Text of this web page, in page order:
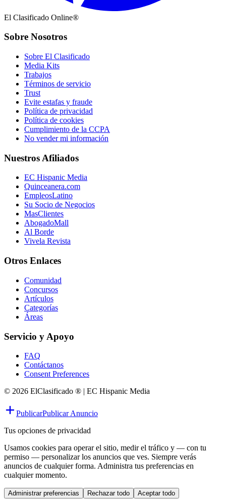
El Clasificado Online®
Sobre Nosotros
Sobre El Clasificado
Media Kits
Trabajos
Términos de servicio
Trust
Evite estafas y fraude
Política de privacidad
Política de cookies
Cumplimiento de la CCPA
No vender mi información
Nuestros Afiliados
EC Hispanic Media
Quinceanera.com
EmpleosLatino
Su Socio de Negocios
MasClientes
AbogadoMall
Al Borde
Vivela Revista
Otros Enlaces
Comunidad
Concursos
Artículos
Categorías
Áreas
Servicio y Apoyo
FAQ
Contáctanos
Consent Preferences
© 2026 ElClasificado ® | EC Hispanic Media
PublicarPublicar Anuncio
Tus opciones de privacidad
Usamos cookies para operar el sitio, medir el tráfico y — con tu
permiso — personalizar los anuncios que ves. Siempre verás
anuncios de cualquier forma. Administra tus preferencias en
cualquier momento.
Administrar preferencias Rechazar todo Aceptar todo